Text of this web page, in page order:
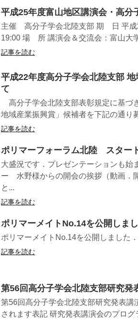
平成25年度富山地区講演会・高分
主催 高分子学会北陸支部 期 日 平
19:00 場 所 講演会＆交流会：富山大
記事を読む
平成22年度高分子学会北陸支部
て
高分子学会北陸支部表彰規定に基づ
地域産業振興賞」候補者を下記の通り
記事を読む
ポリマーフォーラム北陸 スター
大盛況です．プレゼンテーションも始
ー 水野様からの開会の挨拶（動画．
と...
記事を読む
ポリマーメイトNo.14を公開しまし
ポリマーメイトNo.14を公開しました．
記事を読む
第56回高分子学会北陸支部研究
第56回高分子学会北陸支部研究発表
されます表記 研究発表講演会のプロ